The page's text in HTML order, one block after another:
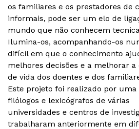
os familiares e os prestadores de
informais, pode ser um elo de
mundo que não conhecem
Ilumina-os, acompanhando-os
difícil em que o conhecimento
melhores decisões e a melhorar a
de vida dos doentes e dos
Este projeto foi realizado por uma
filólogos e lexicógrafos de várias
universidades e centros de
trabalharam anteriormente em